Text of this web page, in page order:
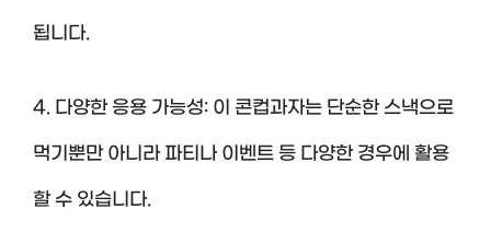
됩니다.
4. 다양한 응용 가능성: 이 콘컵과자는 단순한 스낵으로
먹기뿐만 아니라 파티나 이벤트 등 다양한 경우에 활용
할 수 있습니다.